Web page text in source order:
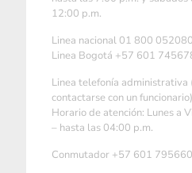
12:00 p.m.
Linea nacional 01 800
Linea Bogotá +57 601
Linea telefonía administrativa
contactarse con un funcionario)
Horario de atención: Lunes a
– hasta las 04:00 p.m.
Conmutador +57 601